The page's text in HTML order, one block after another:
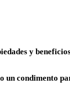
y
un condimento